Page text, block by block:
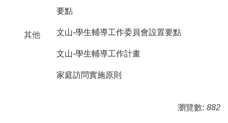
其他
要點
文山-學生輔導工作委員會設置要點
文山-學生輔導工作計畫
家庭訪問實施原則
瀏覽數: 882